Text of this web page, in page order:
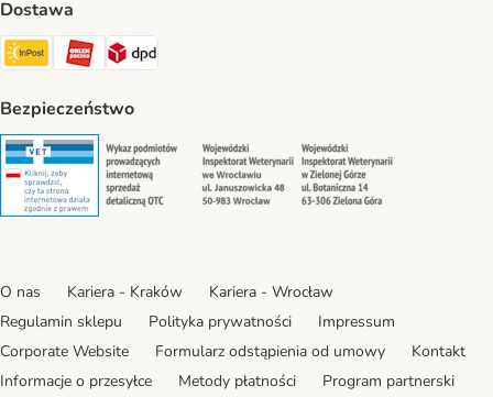
Dostawa
Paczkomat® Shipping Method
ORLEN Paczka Shipping Method
DPD Shipping Method
Bezpieczeństwo
Security Security Security
O nas Kariera - Kraków
Kariera - Wrocław
Regulamin sklepu
Polityka prywatności
Impressum
Corporate Website
Formularz odstąpienia od umowy
Kontakt
Informacje o przesyłce
Metody płatności Program partnerski